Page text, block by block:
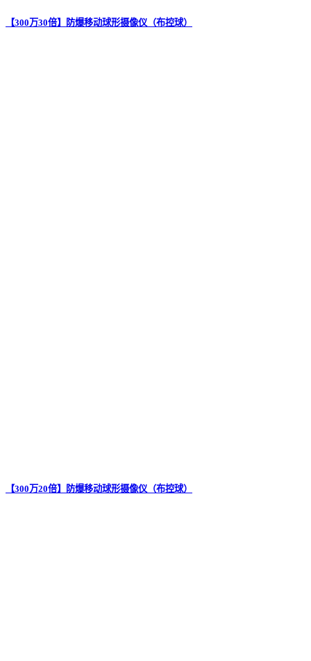
【300万30倍】防爆移动球形摄像仪（布控球）
【300万20倍】防爆移动球形摄像仪（布控球）